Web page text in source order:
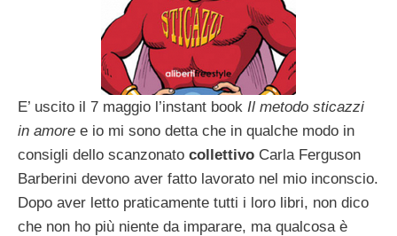
E’ uscito il 7 maggio l’instant book Il metodo sticazzi
in amore e io mi sono detta che in qualche modo in
consigli dello scanzonato collettivo Carla Ferguson
Barberini devono aver fatto lavorato nel mio inconscio.
Dopo aver letto praticamente tutti i loro libri, non dico
che non ho più niente da imparare, ma qualcosa è